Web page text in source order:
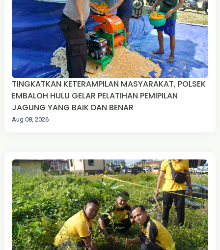
TINGKATKAN KETERAMPILAN MASYARAKAT, POLSEK
EMBALOH HULU GELAR PELATIHAN PEMIPILAN
JAGUNG YANG BAIK DAN BENAR
Aug 08, 2026